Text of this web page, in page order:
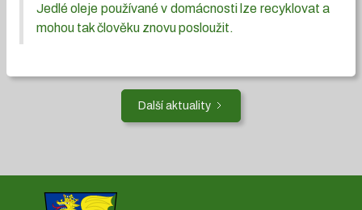
Jedlé oleje používané v domácnosti lze recyklovat a
mohou tak člověku znovu posloužit.
Další aktuality